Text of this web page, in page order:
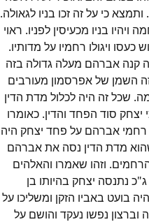
כי על זה זכו בניו לגאולה.
בניו מכעיסין לפניו. ראוי
ויגולו רחמיו על מדותיו.
קנה אברהם מעלה גדולה בזה
השמן של אפרסמון מעורבים
שכל זה היה לכלול מדת הדין
סוד הפחד והדין. כאומרו
רחמי אברהם על פחד יצחק היה
מדת הדין נסה את אברהם
וזהו שאמרו והאלהים
נתנסה יצחק בהיותו בן
בועט באביו הזקן ומשליכו על
נפשו נעקד והושם על